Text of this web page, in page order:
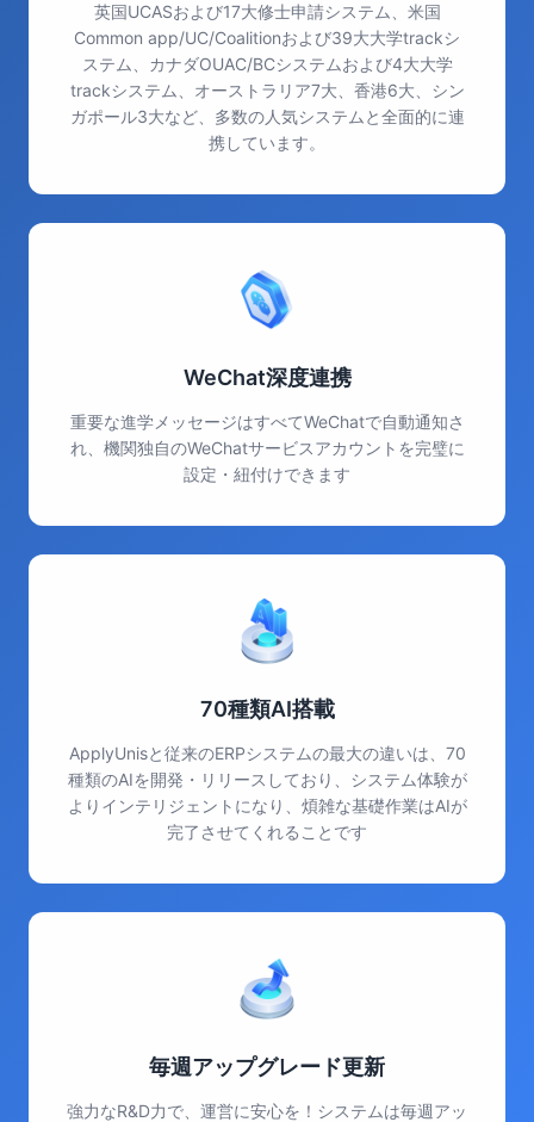
英国UCASおよび17大修士申請システム、米国
Common app/UC/Coalitionおよび39大大学trackシ
ステム、カナダOUAC/BCシステムおよび4大大学
trackシステム、オーストラリア7大、香港6大、シン
ガポール3大など、多数の人気システムと全面的に連
携しています。
WeChat深度連携
重要な進学メッセージはすべてWeChatで自動通知さ
れ、機関独自のWeChatサービスアカウントを完璧に
設定・紐付けできます
70種類AI搭載
ApplyUnisと従来のERPシステムの最大の違いは、70
種類のAIを開発・リリースしており、システム体験が
よりインテリジェントになり、煩雑な基礎作業はAIが
完了させてくれることです
毎週アップグレード更新
強力なR&D力で、運営に安心を！システムは毎週アッ